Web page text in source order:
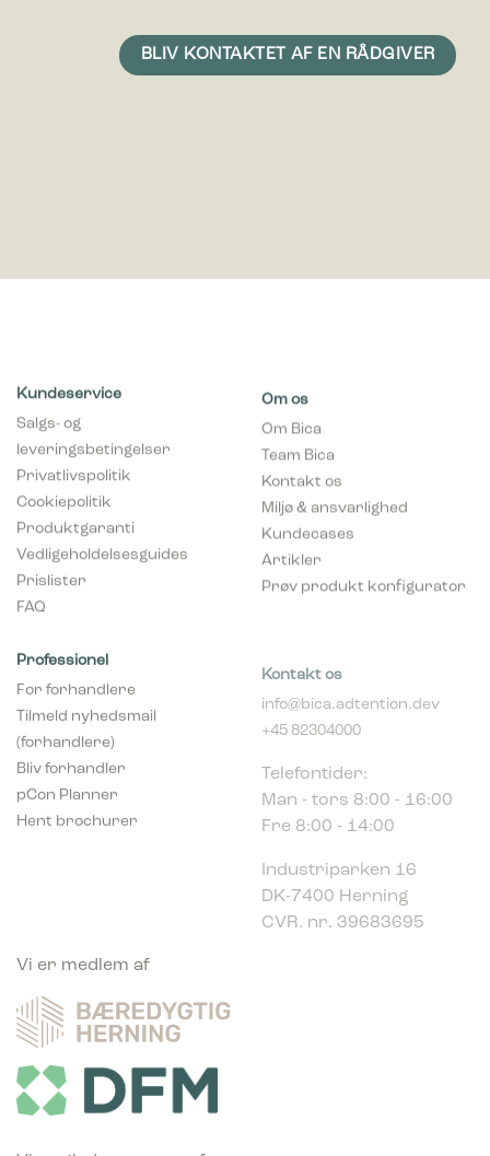
Kundeservice
Salgs- og
leveringsbetingelser
Privatlivspolitik
Cookiepolitik
Produktgaranti
Vedligeholdelsesguides
Prislister
FAQ
Om os
Om Bica
Team Bica
Kontakt os
Miljø & ansvarlighed
Kundecases
Artikler
Prøv produkt konfigurator
+45 82304000
Man - tors 8:00 - 16:00
Fre 8:00 - 14:00
DK-7400 Herning
CVR. nr. 39683695
Vi er medlem af